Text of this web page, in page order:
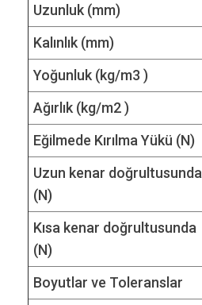
Uzunluk (mm)
Kalınlık (mm)
Yoğunluk (kg/m3 )
Ağırlık (kg/m2 )
Eğilmede Kırılma Yükü (N)
Uzun kenar doğrultusunda
(N)
Kısa kenar doğrultusunda
(N)
Boyutlar ve Toleranslar